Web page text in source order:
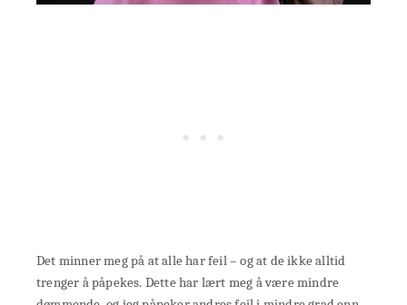
Det minner meg på at alle har feil – og at de ikke alltid
trenger å påpekes. Dette har lært meg å være mindre